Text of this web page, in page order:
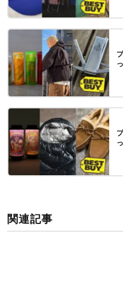
関連記事